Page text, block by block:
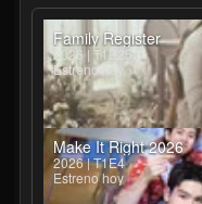
Family Register
2026 | T1E25
Estreno hoy
Make It Right 2026
2026 | T1E4
Estreno hoy